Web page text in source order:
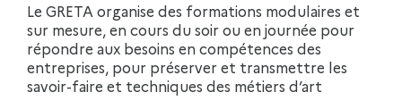
Le GRETA organise des formations modulaires et
sur mesure, en cours du soir ou en journée pour
répondre aux besoins en compétences des
entreprises, pour préserver et transmettre les
savoir-faire et techniques des métiers d’art